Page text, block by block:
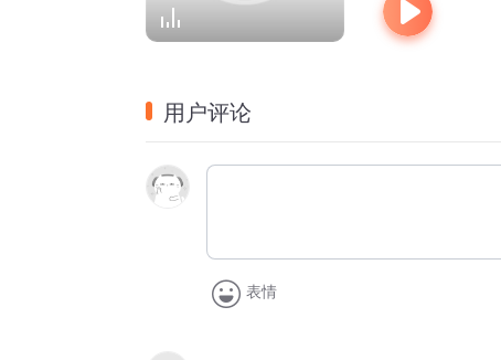
用户评论
表情